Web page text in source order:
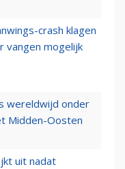
crash klagen
vangen mogelijk
wereldwijd onder
Midden-Oosten
uit nadat